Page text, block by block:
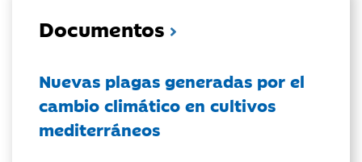
Documentos
Nuevas plagas generadas por el
cambio climático en cultivos
mediterráneos